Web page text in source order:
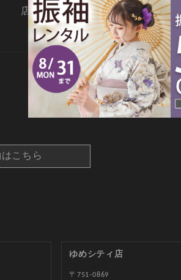
店舗情報 よくあるご質問
CONTACT
こちら
ゆめシティ店
〒751-0869